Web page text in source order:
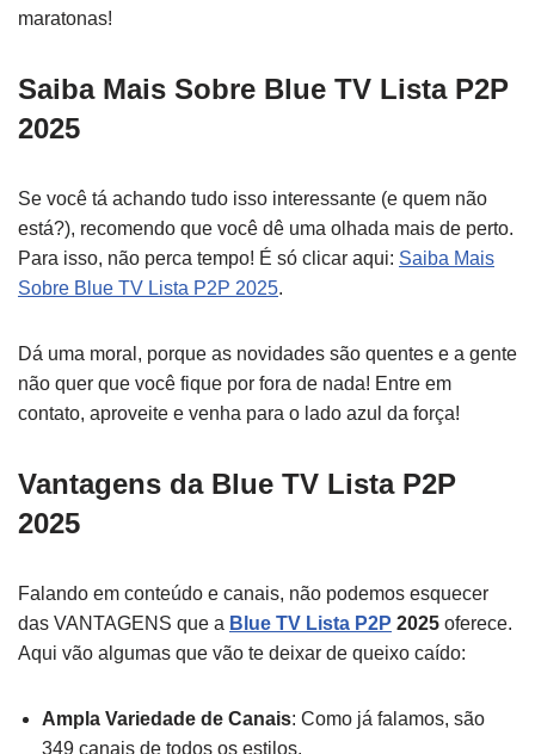
maratonas!
Saiba Mais Sobre Blue TV Lista P2P
2025
Se você tá achando tudo isso interessante (e quem não
está?), recomendo que você dê uma olhada mais de perto.
Para isso, não perca tempo! É só clicar aqui: Saiba Mais
Sobre Blue TV Lista P2P 2025.
Dá uma moral, porque as novidades são quentes e a gente
não quer que você fique por fora de nada! Entre em
contato, aproveite e venha para o lado azul da força!
Vantagens da Blue TV Lista P2P
2025
Falando em conteúdo e canais, não podemos esquecer
das VANTAGENS que a Blue TV Lista P2P 2025 oferece.
Aqui vão algumas que vão te deixar de queixo caído:
Ampla Variedade de Canais: Como já falamos, são
349 canais de todos os estilos.